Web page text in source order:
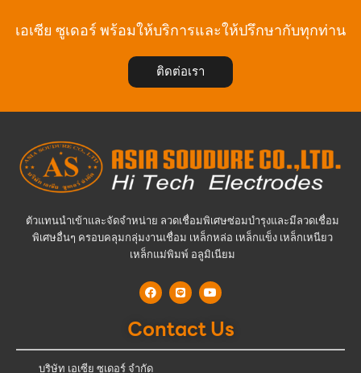
เอเซีย ซูเดอร์ พร้อมให้บริการและให้ปรึกษากับทุกท่าน
ติดต่อเรา
ตัวแทนนำเข้าและจัดจำหน่าย ลวดเชื่อมพิเศษซ่อมบำรุงและมีลวดเชื่อม
พิเศษอื่นๆ ครอบคลุมกลุ่มงานเชื่อม เหล็กหล่อ เหล็กแข็ง เหล็กเหนียว
เหล็กแม่พิมพ์ อลูมิเนียม
Contact Us
บริษัท เอเซีย ซูเดอร์ จำกัด